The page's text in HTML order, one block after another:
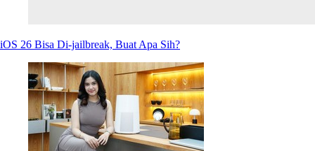
iOS 26 Bisa Di-jailbreak, Buat Apa Sih?